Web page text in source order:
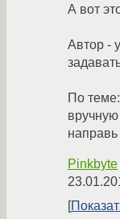
А вот
Автор -
По
Pinkbyte